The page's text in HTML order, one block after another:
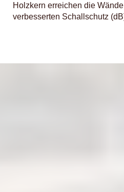
Holzkern erreichen die
verbesserten Schallschutz